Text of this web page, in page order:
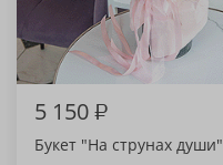
5 150₽
Букет "На струнах души"